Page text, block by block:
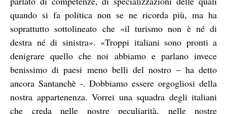
quando si fa politica non se ne ricorda più, ma ha
soprattutto sottolineato che «il turismo non è né di
destra né di sinistra». «Troppi italiani sono pronti a
denigrare quello che noi abbiamo e parlano invece
benissimo di paesi meno belli del nostro – ha detto
ancora Santanchè -. Dobbiamo essere orgogliosi della
nostra appartenenza. Vorrei una squadra degli italiani
che creda nelle nostre peculiarità, nelle nostre